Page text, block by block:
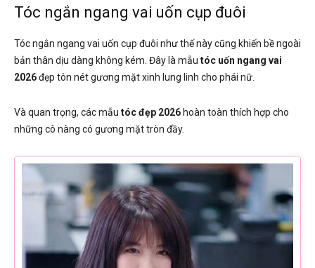
Tóc ngắn ngang vai uốn cụp đuôi
Tóc ngắn ngang vai uốn cụp đuôi như thế này cũng khiến bề ngoài
bản thân dịu dàng không kém. Đây là mẫu tóc uốn ngang vai
2026đẹp tôn nét gương mặt xinh lung linh cho phái nữ.
Và quan trọng, các mẫu tóc đẹp 2026hoàn toàn thích hợp cho
những cô nàng có gương mặt tròn đầy.